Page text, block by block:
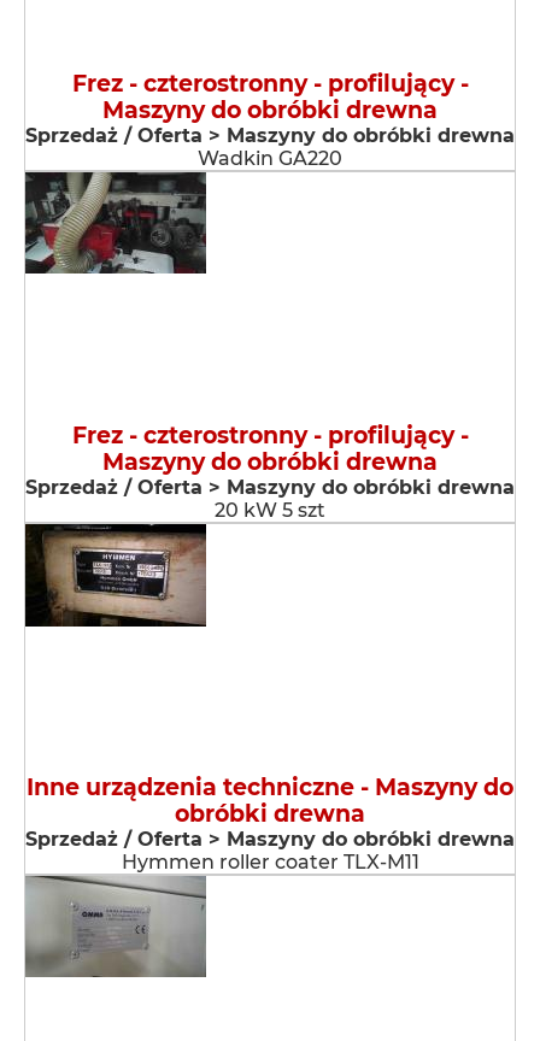
Frez - czterostronny - profilujący -
Maszyny do obróbki drewna
Sprzedaż / Oferta > Maszyny do obróbki drewna
Wadkin GA220
Frez - czterostronny - profilujący -
Maszyny do obróbki drewna
Sprzedaż / Oferta > Maszyny do obróbki drewna
20 kW 5 szt
Inne urządzenia techniczne - Maszyny do
obróbki drewna
Sprzedaż / Oferta > Maszyny do obróbki drewna
Hymmen roller coater TLX-M11